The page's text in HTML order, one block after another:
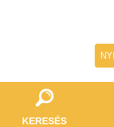
KERESÉS